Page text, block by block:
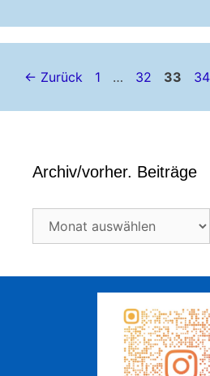
← Zurück Seite
1 … Seite
32 Seite
33 34
Archiv/vorher. Beiträge
Beiträge